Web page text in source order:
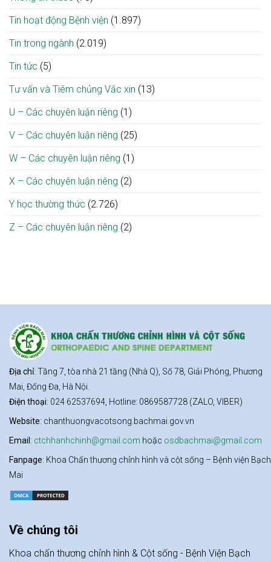
Tin hoạt động Bệnh viện (1.897)
Tin trong ngành (2.019)
Tin tức (5)
Tư vấn và Tiêm chủng Vắc xin (13)
U – Các chuyên luận riêng (1)
V – Các chuyên luận riêng (25)
W – Các chuyên luận riêng (1)
X – Các chuyên luận riêng (2)
Y học thường thức (2.726)
Z – Các chuyên luận riêng (2)
Địa chỉ: Tầng 7, tòa nhà 21 tầng (Nhà Q), Số 78, Giải Phóng, Phương
Mai, Đống Đa, Hà Nội.
Điện thoại: 024 62537694, Hotline: 0869587728 (ZALO, VIBER)
Website: chanthuongvacotsong.bachmai.gov.vn
Email : ctchhanhchinh@gmail.com hoặc osdbachmai@gmail.com
Fanpage: Khoa Chấn thương chỉnh hình và cột sống – Bệnh viện Bạch
Mai
Về chúng tôi
Khoa chấn thương chỉnh hình & Cột sống - Bệnh Viện Bạch